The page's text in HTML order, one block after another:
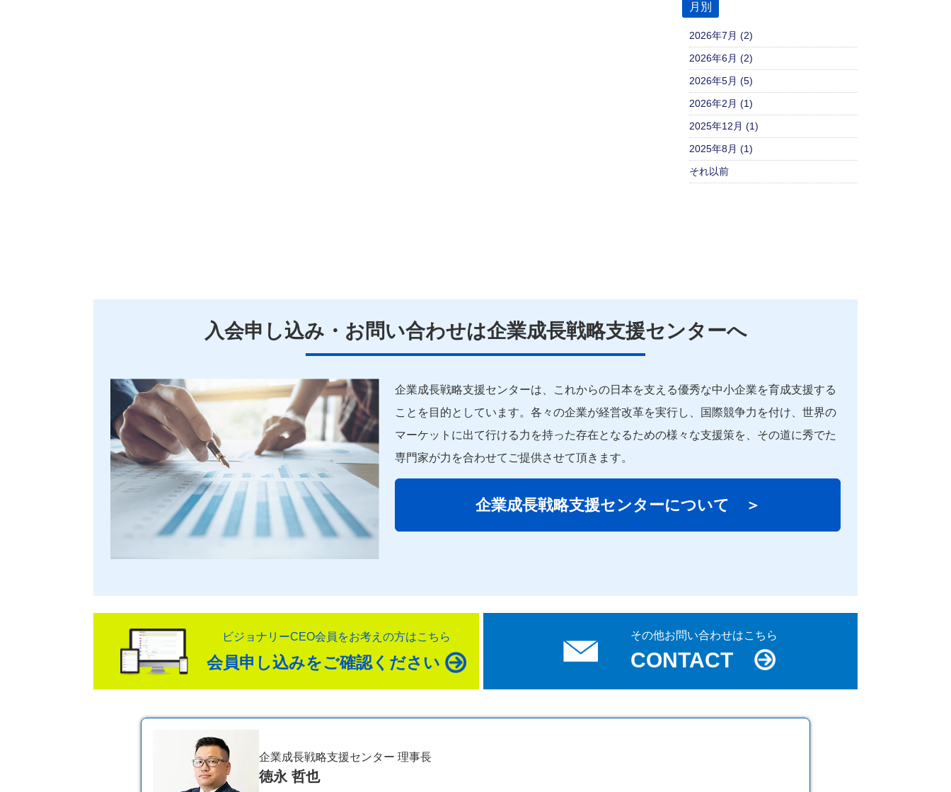
月別
2026年7月 (2)
2026年6月 (2)
2026年5月 (5)
2026年2月 (1)
2025年12月 (1)
2025年8月 (1)
それ以前
入会申し込み・お問い合わせは企業成長戦略支援センターへ
企業成長戦略支援センターは、これからの日本を支える優秀な中小企業を育成支援する
ことを目的としています。各々の企業が経営改革を実行し、国際競争力を付け、世界の
マーケットに出て行ける力を持った存在となるための様々な支援策を、その道に秀でた
専門家が力を合わせてご提供させて頂きます。
企業成長戦略支援センターについて ＞
ビジョナリーCEO会員をお考えの方はこちら
会員申し込みをご確認ください
その他お問い合わせはこちら
CONTACT
企業成長戦略支援センター 理事長
徳永 哲也